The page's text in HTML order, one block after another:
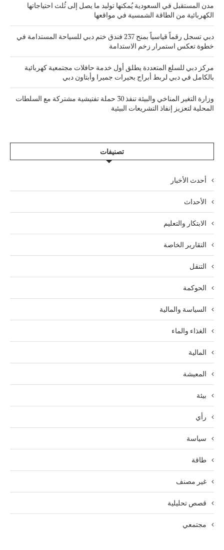
مدن المستقبل في السعودية يُمكنها توليد ما يصل إلى ثُلث احتياجاتها
الكهربائية من الطاقة الشمسية في مواقعها
دبي تسجل رقماً قياسياً بمنح 237 فندق ختم دبي للسياحة المستدامة في
خطوة تعكس استمرار زخم الاستدامة
مركز دبي للسلع المتعددة يطلق أول خدمة حافلات مجتمعية كهربائية
بالكامل في دبي لربط أبراج بحيرات جميرا وأبتاون دبي
وزارة التغير المناخي والبيئة تنفذ 30 حملة تفتيشية مشتركة مع السلطات
المحلية لتعزيز إنفاذ التشريعات البيئية
تصنيفات
أحدث الأخبار
الأحداث
الابتكار والتعليم
التقارير الخاصة
التنقل
الحوكمة
السياسة والمالية
الغذاء والماء
المالية
المعيشة
بيئة
رأي
سياسة
طاقة
غير مصنف
قصص تحليلية
مجتمعي